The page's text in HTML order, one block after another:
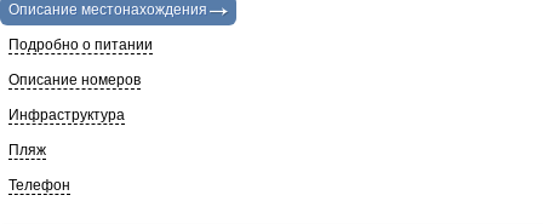
Описание местонахождения
Подробно о питании
Описание номеров
Инфраструктура
Пляж
Телефон